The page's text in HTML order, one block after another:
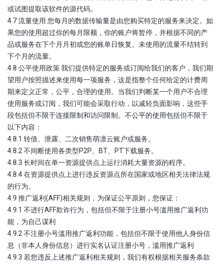
或试图提取该软件的源代码。
4.7 流量使用 您每月的数据传输量是由您购买特定的服务来决定。如
果您的使用超过你的每月限额，你的账户将暂停，并根据不同的产
品或服务在下个月月初或您的账单日恢复。未使用的流量不结转到
下个月的流量。
4.8 公平使用政策 我们提供特定的服务或订阅给我们的客户，我们期
望用户按照描述来使用每一项服务，这是指整个任何给定的计费周
期来定义正常，公平，合理的使用。当我们判断某一个用户不合理
使用服务或订阅，我们可能会采取行动，以减轻负面影响，这些手
段包括但不限于连接限制和访问限制。不公平的使用包括但不限于
以下内容：
4.8.1 转借、泄露、二次销售萌凛云账户或服务。
4.8.2 不间断使用各类型P2P、BT、PT下载服务。
4.8.3 长时间在单一资源提供点上运行消耗大量资源的程序。
4.8.4 在资源提供点上进行违反资源点所在国家或地区相关法律法规
的行为。
4.9 推广返利(AFF)相关规则，为保证公平原则，您保证：
4.9.1 不进行AFF欺诈行为，包括但不限于注册小号滥用推广返利功
能，为自己谋利
4.9.2 不注册小号滥用推广返利功能，包括但不限于使用他人身份信
息（非本人身份信息）进行实名认证注册小号，滥用推广返利
4.9.3 若您违反上述推广返利相关规则，我们有权根据相关服务条款